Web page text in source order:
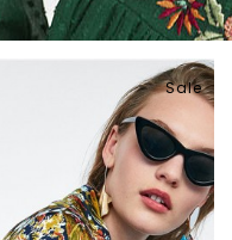
Sale